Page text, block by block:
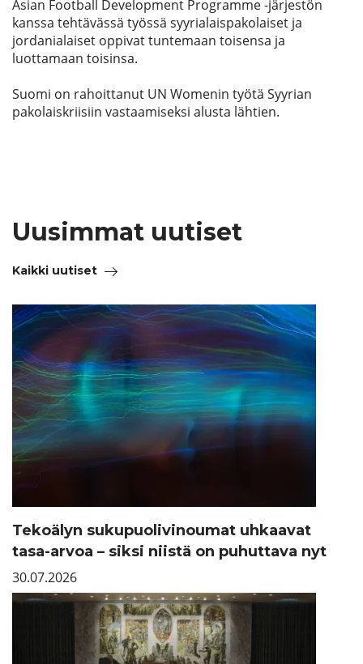
Asian Football Development Programme -järjestön
kanssa tehtävässä työssä syyrialaispakolaiset ja
jordanialaiset oppivat tuntemaan toisensa ja
luottamaan toisinsa.
Suomi on rahoittanut UN Womenin työtä Syyrian
pakolaiskriisiin vastaamiseksi alusta lähtien.
Uusimmat uutiset
Kaikki uutiset
Tekoälyn sukupuolivinoumat uhkaavat
tasa-arvoa – siksi niistä on puhuttava nyt
30.07.2026